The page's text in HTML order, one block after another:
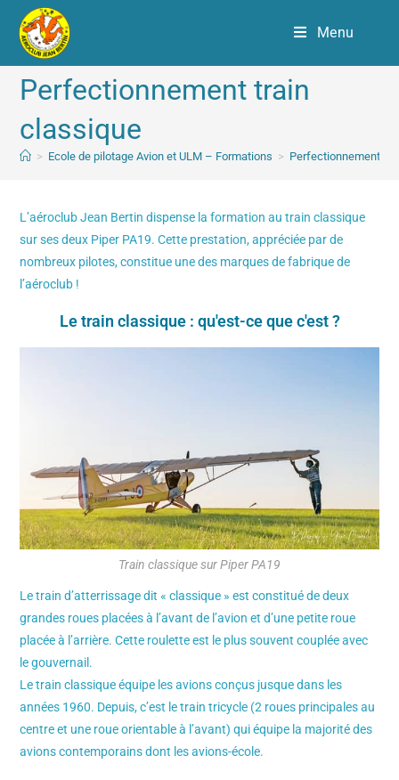
Menu
Perfectionnement train
classique
> Ecole de pilotage Avion et ULM – Formations > Perfectionnement
L’aéroclub Jean Bertin dispense la formation au train classique
sur ses deux Piper PA19. Cette prestation, appréciée par de
nombreux pilotes, constitue une des marques de fabrique de
l’aéroclub !
Le train classique : qu'est-ce que c'est ?
Train classique sur Piper PA19
Le train d’atterrissage dit « classique » est constitué de deux
grandes roues placées à l’avant de l’avion et d’une petite roue
placée à l’arrière. Cette roulette est le plus souvent couplée avec
le gouvernail.
Le train classique équipe les avions conçus jusque dans les
années 1960. Depuis, c’est le train tricycle (2 roues principales au
centre et une roue orientable à l’avant) qui équipe la majorité des
avions contemporains dont les avions-école.